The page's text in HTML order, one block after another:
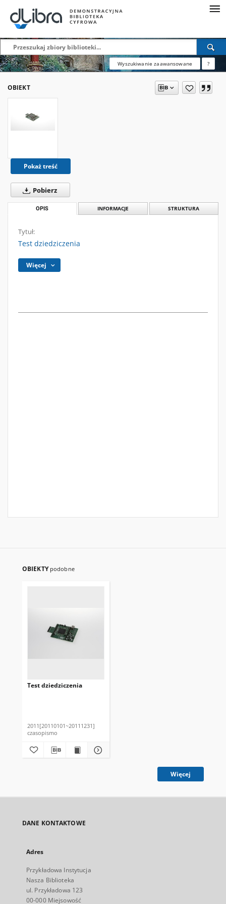
Wyszukiwanie zaawansowane ?
OBIEKT
Pokaż treść
Pobierz
OPIS INFORMACJE STRUKTURA
Tytuł:
Test dziedziczenia
Więcej
OBIEKTY podobne
Test dziedziczenia
2011[20110101~20111231]
czasopismo
Więcej
DANE KONTAKTOWE
Adres
Przykładowa Instytucja
Nasza Biblioteka
ul. Przykładowa 123
00-000 Miejsowość